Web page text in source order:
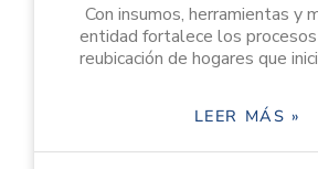
Con insumos, herramientas y
entidad fortalece los
reubicación de hogares que
LEER MÁS »